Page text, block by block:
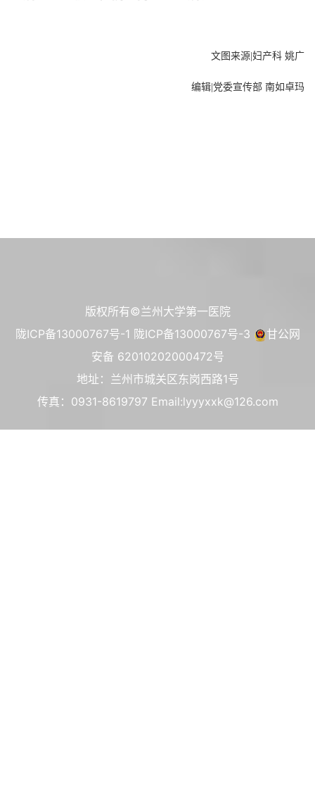
文图来源|妇产科 姚广
编辑|党委宣传部 南如卓玛
版权所有©兰州大学第一医院
陇ICP备13000767号-1 陇ICP备13000767号-3
甘公网
安备 62010202000472号
地址：兰州市城关区东岗西路1号
传真：0931-8619797 Email:lyyyxxk@126.com